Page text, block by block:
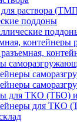
для раствора
поддоны
контейнеры
для ТКО (ТБО)
для